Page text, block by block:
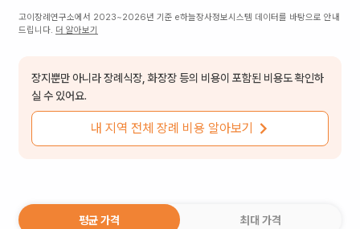
고이장례연구소에서 2023~2026년 기준 e하늘장사정보시스템 데이터를 바탕으로 안내
드립니다. 더 알아보기
장지뿐만 아니라 장례식장, 화장장 등의 비용이 포함된 비용도 확인하
실 수 있어요.
내 지역 전체 장례 비용 알아보기
평균 가격 최대 가격